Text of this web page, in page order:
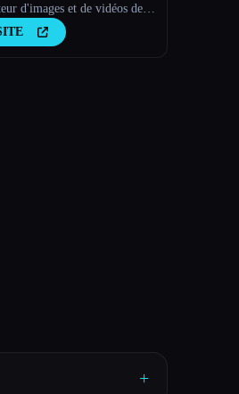
d'images et de vidéos de
+